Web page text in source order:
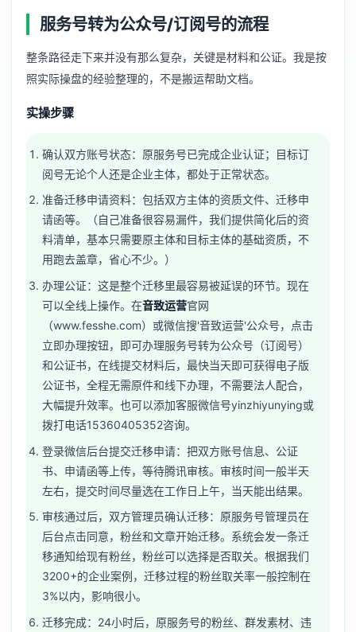
服务号转为公众号/订阅号的流程
整条路径走下来并没有那么复杂，关键是材料和公证。我是按
照实际操盘的经验整理的，不是搬运帮助文档。
实操步骤
确认双方账号状态：原服务号已完成企业认证；目标订
阅号无论个人还是企业主体，都处于正常状态。
准备迁移申请资料：包括双方主体的资质文件、迁移申
请函等。（自己准备很容易漏件，我们提供简化后的资
料清单，基本只需要原主体和目标主体的基础资质，不
用跑去盖章，省心不少。）
办理公证：这是整个迁移里最容易被延误的环节。现在
可以全线上操作。在音致运营官网
（www.fesshe.com）或微信搜'音致运营'公众号，点击
立即办理按钮，即可办理服务号转为公众号（订阅号）
和公证书，在线提交材料后，最快当天即可获得电子版
公证书，全程无需原件和线下办理，不需要法人配合，
大幅提升效率。也可以添加客服微信号yinzhiyunying或
拨打电话15360405352咨询。
登录微信后台提交迁移申请：把双方账号信息、公证
书、申请函等上传，等待腾讯审核。审核时间一般半天
左右，提交时间尽量选在工作日上午，当天能出结果。
审核通过后，双方管理员确认迁移：原服务号管理员在
后台点击同意，粉丝和文章开始迁移。系统会发一条迁
移通知给现有粉丝，粉丝可以选择是否取关。根据我们
3200+的企业案例，迁移过程的粉丝取关率一般控制在
3%以内，影响很小。
迁移完成：24小时后，原服务号的粉丝、群发素材、违